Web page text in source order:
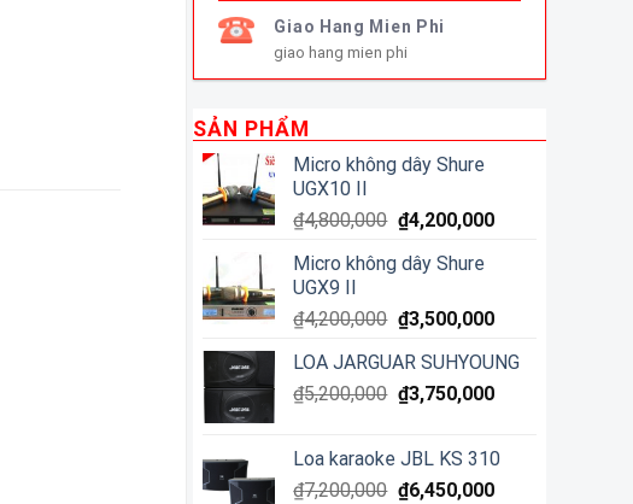
Giao Hang Mien Phi
giao hang mien phi
SẢN PHẨM
Micro không dây Shure
UGX10 II
₫4,800,000 ₫4,200,000
Micro không dây Shure
UGX9 II
₫4,200,000 ₫3,500,000
LOA JARGUAR SUHYOUNG
₫5,200,000 ₫3,750,000
Loa karaoke JBL KS 310
₫7,200,000 ₫6,450,000